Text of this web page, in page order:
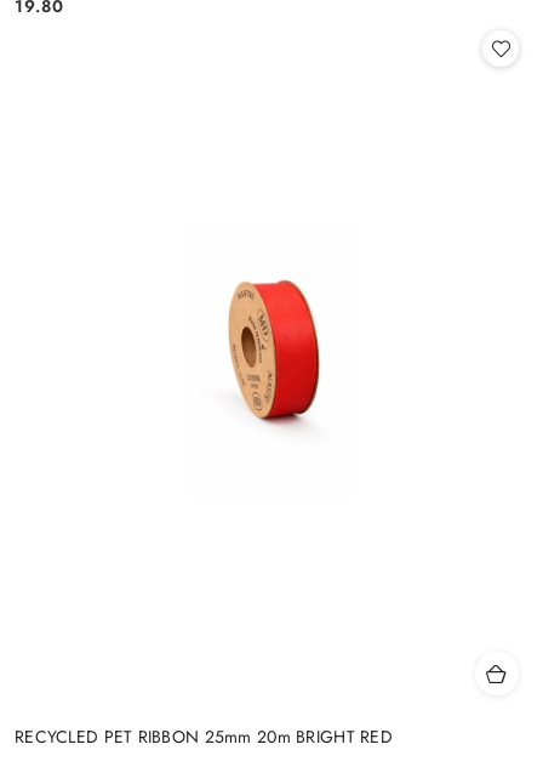
19.80
RECYCLED PET RIBBON 25mm 20m BRIGHT RED